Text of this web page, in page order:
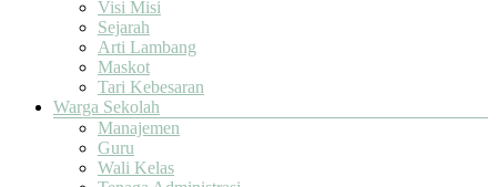
Visi Misi
Sejarah
Arti Lambang
Maskot
Tari Kebesaran
Warga Sekolah
Manajemen
Guru
Wali Kelas